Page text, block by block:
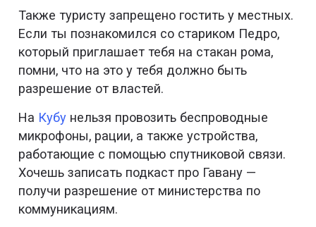
Также туристу запрещено гостить у местных.
Если ты познакомился со стариком Педро,
который приглашает тебя на стакан рома,
помни, что на это у тебя должно быть
разрешение от властей.
На Кубу нельзя провозить беспроводные
микрофоны, рации, а также устройства,
работающие с помощью спутниковой связи.
Хочешь записать подкаст про Гавану —
получи разрешение от министерства по
коммуникациям.